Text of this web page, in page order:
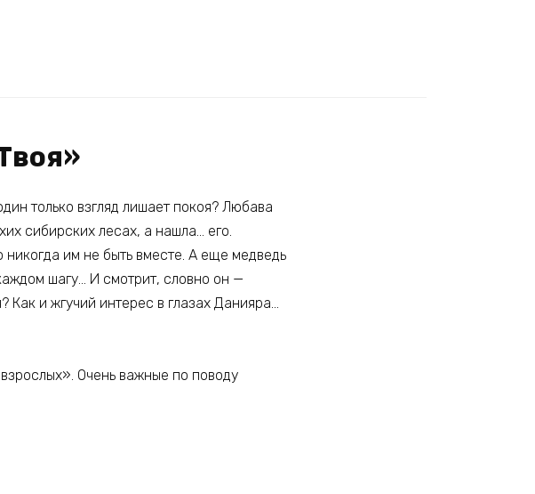
только взгляд лишает покоя? Любава
сибирских лесах, а нашла… его.
никогда им не быть вместе. А еще медведь
шагу… И смотрит, словно он —
Как и жгучий интерес в глазах Данияра…
Очень важные по поводу